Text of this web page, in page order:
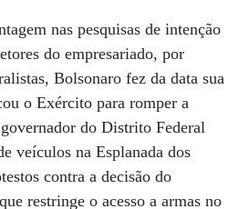
nas pesquisas de intenção
do empresariado, por
Bolsonaro fez da data sua
o Exército para romper a
do Distrito Federal
veículos na Esplanada dos
contra a decisão do
restringe o acesso a armas no